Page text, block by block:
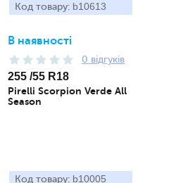
Код товару: b10613
В наявності
0 відгуків
255 /55 R18
Pirelli Scorpion Verde All
Season
Код товару: b10005